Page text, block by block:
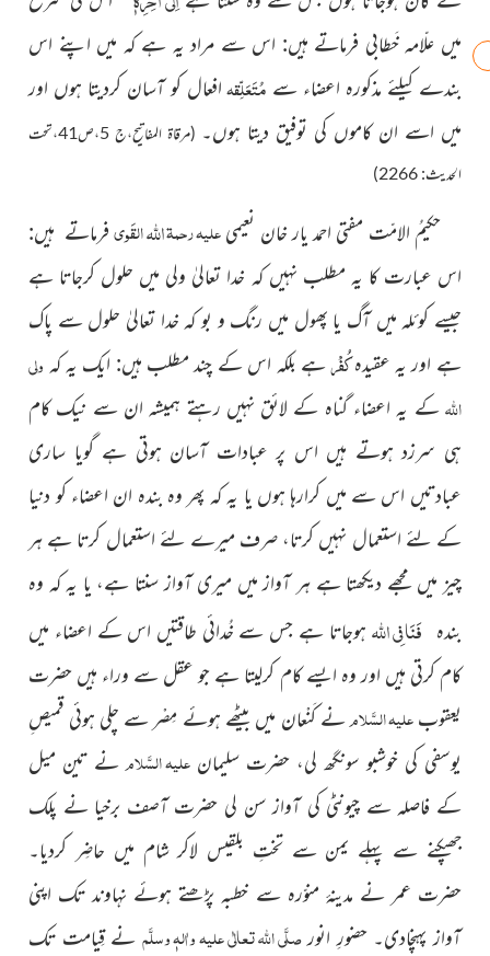
میں علّامہ خَطابی فرماتے ہیں: اس سے مراد یہ ہے کہ میں اپنے اس
بندے کیلئے مذکورہ اعضاء سے مُتَعَلِّقہافعال کوآسان کردیتا ہوں اور
میں اسے ان کاموں کی توفیق دیتا ہوں۔ (
مرقاۃ المفاتیح،ج 5،ص41،تحت
الحدیث: 2266)
حکیمُ الامّت مفتی احمد یار خان نعیمیعلیہ رحمۃاللہالقَویفرماتے ہیں:
اس عبارت کا یہ مطلب نہیں کہ خدا تعالیٰ ولی میں حلول کرجاتا ہے
جیسے کوئلہ میں آگ یا پھول میں رنگ و بو کہ خدا تعالیٰ حلول سے پاک
ہے اور یہ عقیدہکُفْرہے بلکہ اس کے چند مطلب ہیں: ایک یہ کہ ولی
اﷲ کے یہ اعضاء گناہ کے لائق نہیں رہتے ہمیشہ ان سے نیک کام
ہی سرزد ہوتے ہیں اس پر عبادات آسان ہوتی ہے گویا ساری
عبادتیں اس سے میں کرارہا ہوں یا یہ کہ پھر وہ بندہ ان اعضاء کو دنیا
کے لئے استعمال نہیں کرتا، صرف میرے لئے استعمال کرتا ہے ہر
چیز میں مجھے دیکھتا ہے ہر آواز میں میری آواز سنتا ہے، یا یہ کہ وہ
بندہفَنَا فِیاﷲ ہوجاتا ہے جس سے خُدائی طاقتیں اس کے اعضاء میں
کام کرتی ہیں اور وہ ایسے کام کرلیتا ہے جو عقل سے وراء ہیں حضرت
یعقوبعلیہ السَّلامنے کَنْعان میں بیٹھے ہوئے مِصْر سے چلی ہوئی قمیصِ
یوسفی کی خوشبو سونگھ لی، حضرت سلیمان علیہ السَّلام نے تین میل
کے فاصلہ سے چیونٹی کی آواز سن لی حضرت آصف برخیا نے پلک
جھپکنے سے پہلے یمن سے تختِ بلقیس لاکر شام میں حاضِر کردیا۔
حضرت عمر نے مدینۂ منوّرہ سے خطبہ پڑھتے ہوئے نہاوند تک اپنی
آواز پہنچادی۔ حضورِ انورصلَّی اللہ تعالٰی علیہ واٰلہٖ وسلَّم نے قِیامت تک